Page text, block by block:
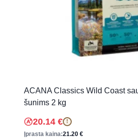
ACANA Classics Wild Coast
šunims 2 kg
20.14 € !
Įprasta kaina:21.20 €